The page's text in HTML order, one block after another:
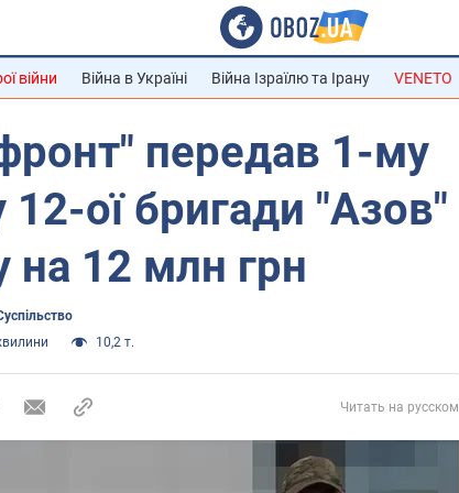
війни Війна в Україні Війна Ізраїлю та Ірану VENETO
передав 1-му
12-ої бригади "Азов"
на 12 млн грн
10,2 т.
Читать на русском